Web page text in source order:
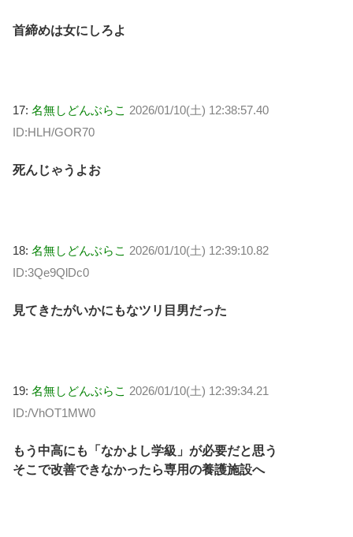
首締めは女にしろよ
17: 名無しどんぶらこ 2026/01/10(土) 12:38:57.40
ID:HLH/GOR70
死んじゃうよお
18: 名無しどんぶらこ 2026/01/10(土) 12:39:10.82
ID:3Qe9QlDc0
見てきたがいかにもなツリ目男だった
19: 名無しどんぶらこ 2026/01/10(土) 12:39:34.21
ID:/VhOT1MW0
もう中高にも「なかよし学級」が必要だと思う
そこで改善できなかったら専用の養護施設へ